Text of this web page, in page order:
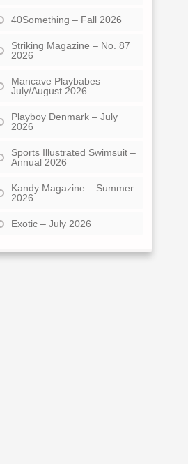
40Something – Fall 2026
Striking Magazine – No. 87
2026
Mancave Playbabes –
July/August 2026
Playboy Denmark – July
2026
Sports Illustrated Swimsuit –
Annual 2026
Kandy Magazine – Summer
2026
Exotic – July 2026